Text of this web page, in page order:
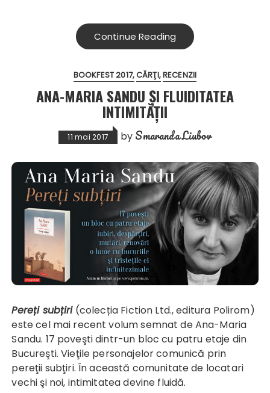
Continue Reading
BOOKFEST 2017 CĂRŢI RECENZII
ANA-MARIA SANDU ȘI FLUIDITATEA
INTIMITĂȚII
11 mai 2017 by Smaranda Liubov
Pereți subțiri(colecția Fiction Ltd., editura Polirom)
este cel mai recent volum semnat de Ana-Maria
Sandu. 17 poveşti dintr-un bloc cu patru etaje din
Bucureşti. Vieţile personajelor comunică prin
pereţii subţiri. În această comunitate de locatari
vechi şi noi, intimitatea devine fluidă.